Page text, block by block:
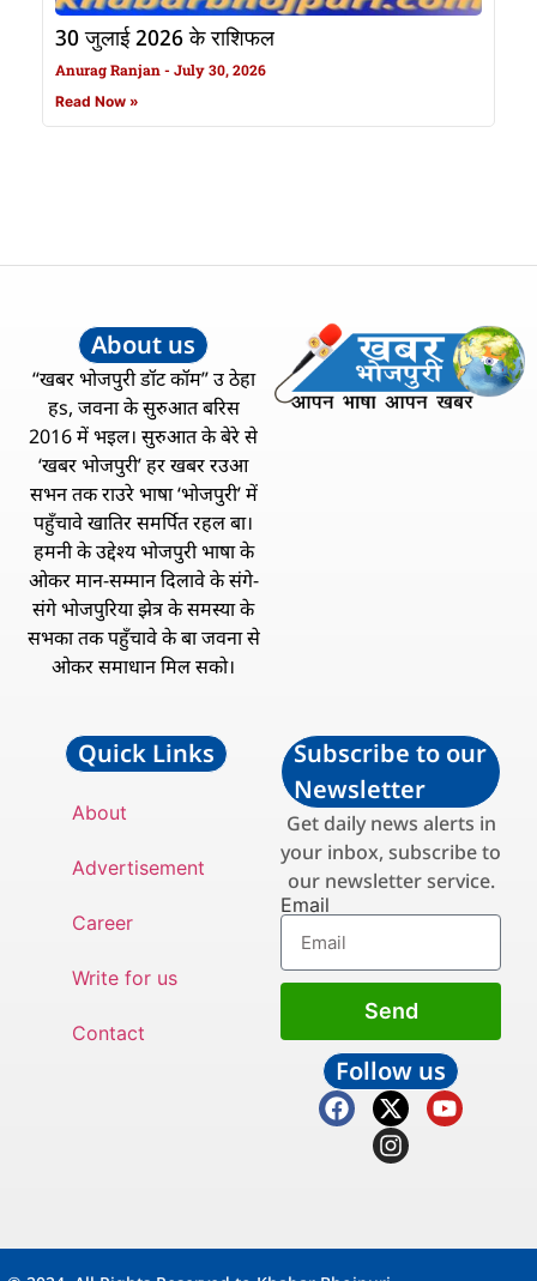
30 जुलाई 2026 के राशिफल
Anurag Ranjan July 30, 2026
Read Now »
About us
“खबर भोजपुरी डॉट कॉम” उ ठेहा
हs, जवना के सुरुआत बरिस
2016 में भइल। सुरुआत के बेरे से
‘खबर भोजपुरी’ हर खबर रउआ
सभन तक राउरे भाषा ‘भोजपुरी’ में
पहुँचावे खातिर समर्पित रहल बा।
हमनी के उद्देश्य भोजपुरी भाषा के
ओकर मान-सम्मान दिलावे के संगे-
संगे भोजपुरिया झेत्र के समस्या के
सभका तक पहुँचावे के बा जवना से
ओकर समाधान मिल सको।
Quick Links
About
Advertisement
Career
Write for us
Contact
Subscribe to our
Newsletter
Get daily news alerts in
your inbox, subscribe to
our newsletter service.
Email
Send
Follow us